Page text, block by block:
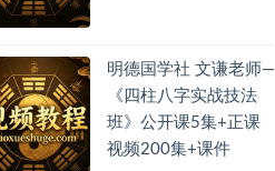
明德国学社 文谦老师—
《四柱八字实战技法
班》公开课5集+正课
视频200集+课件